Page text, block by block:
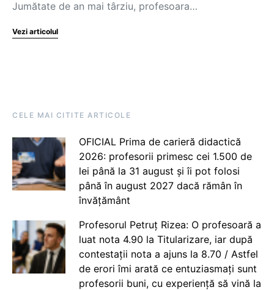
Jumătate de an mai târziu, profesoara…
Vezi articolul
CELE MAI CITITE ARTICOLE
OFICIAL Prima de carieră didactică
2026: profesorii primesc cei 1.500 de
lei până la 31 august și îi pot folosi
până în august 2027 dacă rămân în
învățământ
Profesorul Petruț Rizea: O profesoară a
luat nota 4.90 la Titularizare, iar după
contestații nota a ajuns la 8.70 / Astfel
de erori îmi arată ce entuziasmați sunt
profesorii buni, cu experiență să vină la